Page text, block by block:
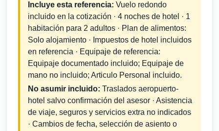
Incluye esta referencia: Vuelo redondo
incluido en la cotización · 4 noches de hotel · 1
habitación para 2 adultos · Plan de alimentos:
Solo alojamiento · Impuestos de hotel incluidos
en referencia · Equipaje de referencia:
Equipaje documentado incluido; Equipaje de
mano no incluido; Articulo Personal incluido.
No asumir incluido: Traslados aeropuerto-
hotel salvo confirmación del asesor · Asistencia
de viaje, seguros y servicios extra no indicados
· Cambios de fecha, selección de asiento o